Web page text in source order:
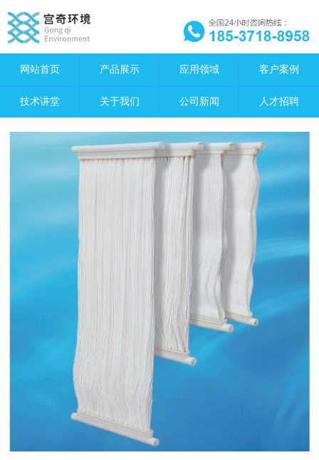
网站首页 产品展示 应用领域 客户案例
技术讲堂 关于我们 公司新闻 人才招聘